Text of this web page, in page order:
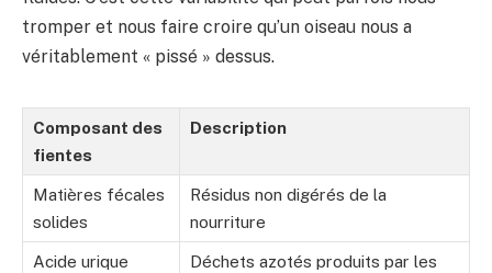
tromper et nous faire croire qu’un oiseau nous a
véritablement « pissé » dessus.
Composant des
fientes
Description
Matières fécales
solides
Résidus non digérés de la
nourriture
Acide urique
Déchets azotés produits par les